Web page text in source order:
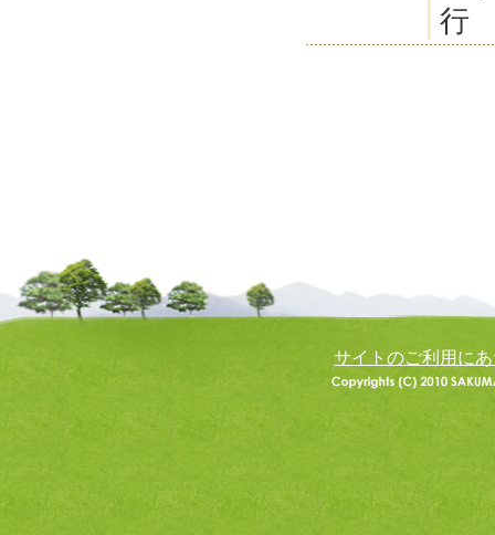
行
サイトのご利用に